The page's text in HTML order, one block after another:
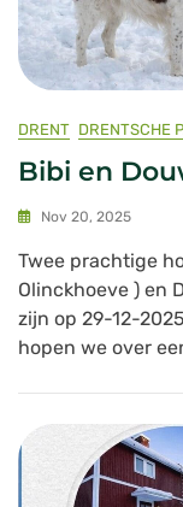
DRENT DRENTSCHE
Bibi en
Nov 20, 2025
Twee prachtige
Olinckhoeve ) en
zijn op 29-12-
hopen we over